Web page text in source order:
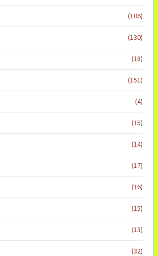
(106)
(130)
(18)
(151)
(4)
(15)
(14)
(17)
(16)
(15)
(13)
(32)